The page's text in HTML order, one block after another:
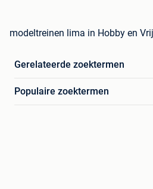
modeltreinen lima in Hobby en
Gerelateerde zoektermen
Populaire zoektermen